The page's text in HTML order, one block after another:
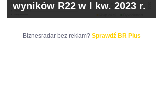
wyników R22 w I kw. 2023 r.
Biznesradar bez reklam? Sprawdź BR Plus